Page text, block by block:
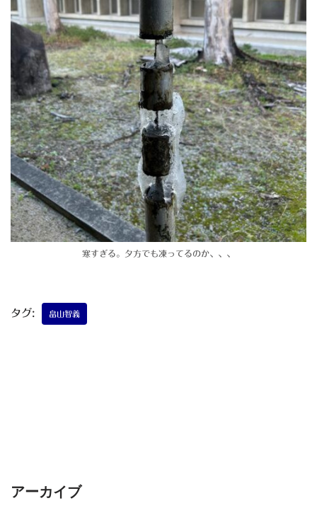
寒すぎる。夕方でも凍ってるのか、、、
タグ: 畠山智義
アーカイブ